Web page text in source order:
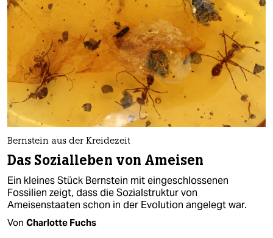
Bernstein aus der Kreidezeit
Das Sozialleben von Ameisen
Ein kleines Stück Bernstein mit eingeschlossenen
Fossilien zeigt, dass die Sozialstruktur von
Ameisenstaaten schon in der Evolution angelegt war.
Von Charlotte Fuchs